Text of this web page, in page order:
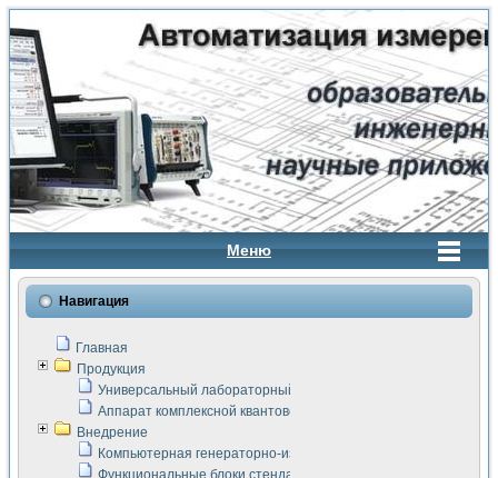
Меню
Навигация
Главная
Продукция
Универсальный лабораторный стенд "Сигнал-USB"
Аппарат комплексной квантовой терапии Интроскан
Внедрение
Компьютерная генераторно-измерительная система
Функциональные блоки стенда "Сигнал-USB"